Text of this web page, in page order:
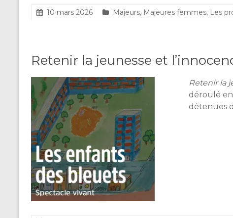
10 mars 2026 Majeurs, Majeures femmes, Les
Retenir la jeunesse et
Retenir la
déroulé
détenues